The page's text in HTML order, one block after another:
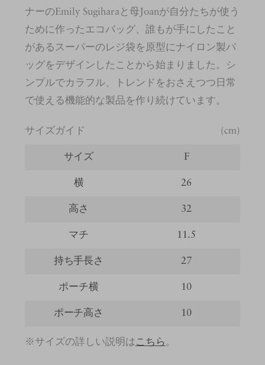
ナーのEmily Sugiharaと母Joanが自分たちが使う
ために作ったエコバッグ、誰もが手にしたこと
があるスーパーのレジ袋を原型にナイロン製バ
ッグをデザインしたことから始まりました。シ
ンプルでカラフル、トレンドをおさえつつ日常
で使える機能的な製品を作り続けています。
サイズガイド (cm)
サイズ F
横 26
高さ 32
マチ 11.5
持ち手長さ 27
ポーチ横 10
ポーチ高さ 10
※サイズの詳しい説明はこちら 。